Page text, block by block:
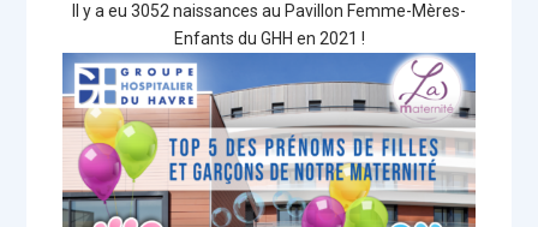
Il y a eu 3052 naissances au Pavillon Femme-Mères-
Enfants du GHH en 2021 !